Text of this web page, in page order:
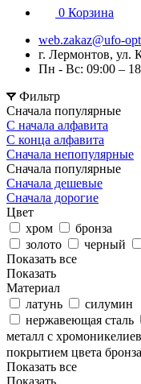
0 Корзина
web.zakaz@ufo-
г. Лермонтов, ул.
Пн - Вс: 09:00 –
Фильтр
Сначала популярные
С начала алфавита
С конца алфавита
Сначала непопулярные
Сначала популярные
Сначала дешевые
Сначала дорогие
Цвет
хром
бронза
золото
черный
Показать все
Показать
Материал
латунь
силумин
нержавеющая сталь
металл с
покрытием цвета бронза
Показать все
Показать